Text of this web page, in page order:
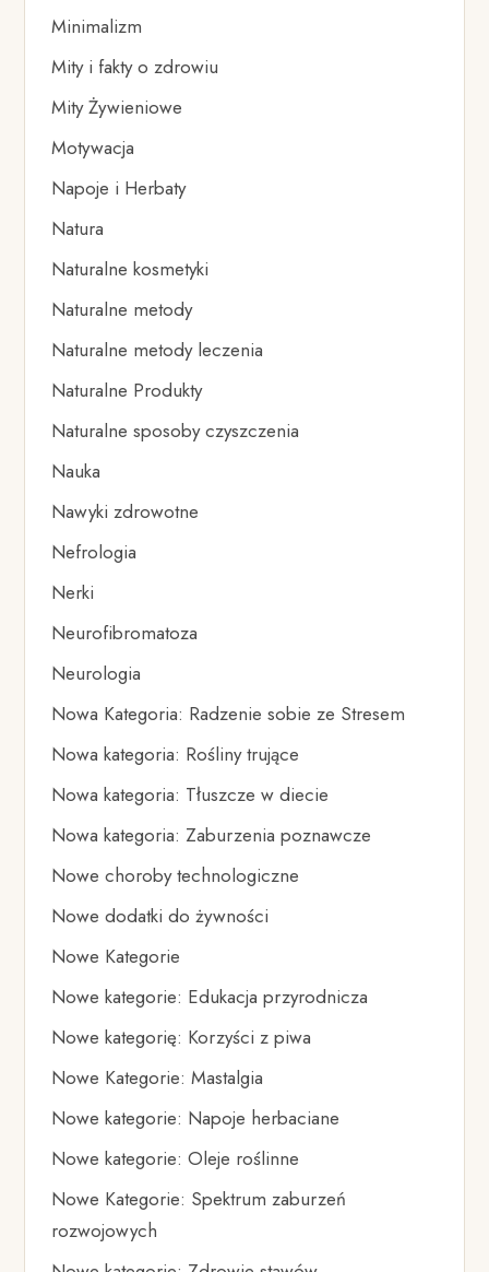
Minimalizm
Mity i fakty o zdrowiu
Mity Żywieniowe
Motywacja
Napoje i Herbaty
Natura
Naturalne kosmetyki
Naturalne metody
Naturalne metody leczenia
Naturalne Produkty
Naturalne sposoby czyszczenia
Nauka
Nawyki zdrowotne
Nefrologia
Nerki
Neurofibromatoza
Neurologia
Nowa Kategoria: Radzenie sobie ze Stresem
Nowa kategoria: Rośliny trujące
Nowa kategoria: Tłuszcze w diecie
Nowa kategoria: Zaburzenia poznawcze
Nowe choroby technologiczne
Nowe dodatki do żywności
Nowe Kategorie
Nowe kategorie: Edukacja przyrodnicza
Nowe kategorię: Korzyści z piwa
Nowe Kategorie: Mastalgia
Nowe kategorie: Napoje herbaciane
Nowe kategorie: Oleje roślinne
Nowe Kategorie: Spektrum zaburzeń
rozwojowych